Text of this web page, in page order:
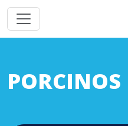
PORCINOS